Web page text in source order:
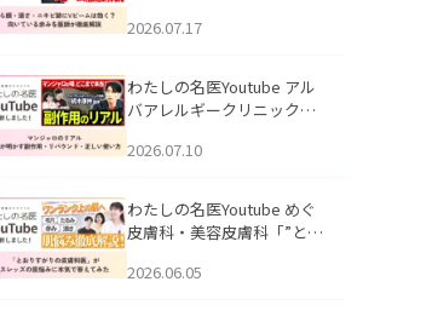
跡にVビームは効く？向いて
説」を公開いたしました。
2026.07.17
わたしの名医Youtube アル
バアレルギークリニック札
医師が明かす副作用・リバ
公開いたしました。
2026.07.10
わたしの名医Youtube めぐ
皮膚科・美容皮膚科「”とお
ッズの肌悩みに本気で答え
2026.06.05